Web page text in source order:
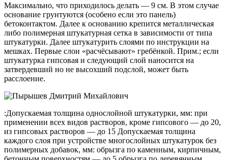
Максимально, что приходилось делать — 9 см. В этом случае
основание грунтуются (особено если это панель)
бетоконтактом. Далее к основанию крепится металлическая
либо полимерная штукатурная сетка в зависимости от типа
штукатурки. Далее штукатурить слоями по инструкции на
мешках. Первые слои «расчёсывают» гребёнкой. Прим.; если
штукатурка гипсовая и следующий слой наносится на
затвердевший но не высохший подслой, может быть
расслоение.
:Допускаемая толщина однослойной штукатурки, мм: при
применении всех видов растворов, кроме гипсового — до 20,
из гипсовых растворов — до 15 Допускаемая толщина
каждого слоя при устройстве многослойных штукатурок без
полимерных добавок, мм: обрызга по каменным, кирпичным,